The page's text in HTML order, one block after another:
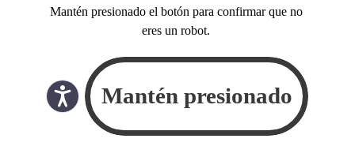
Mantén presionado el botón para confirmar que no
eres un robot.